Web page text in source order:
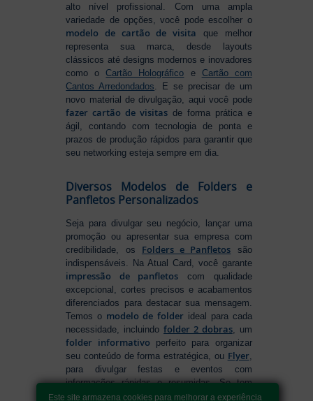
alto nível profissional. Com uma ampla
variedade de opções, você pode escolher o
modelo de cartão de visita que melhor
representa sua marca, desde layouts
clássicos até designs modernos e inovadores
como oCartão Holográfico e Cartão com
Cantos Arredondados. E se precisar de um
novo material de divulgação, aqui você pode
fazer cartão de visitas de forma prática e
ágil, contando com tecnologia de ponta e
prazos de produção rápidos para garantir que
seu networking esteja sempre em dia.
Diversos Modelos de Folders e
Panfletos Personalizados
Seja para divulgar seu negócio, lançar uma
promoção ou apresentar sua empresa com
credibilidade, os Folders e Panfletos são
indispensáveis. Na Atual Card, você garante
impressão de panfletos com qualidade
excepcional, cortes precisos e acabamentos
diferenciados para destacar sua mensagem.
Temos o modelo de folder ideal para cada
necessidade, incluindofolder 2 dobras, um
folder informativo perfeito para organizar
seu conteúdo de forma estratégica, ou Flyer
para divulgar festas e eventos com
informações rápidas e resumidas. Se tem
dúvidas sobrecomo fazer folders, conte
Este site armazena cookies para melhorar a experiência